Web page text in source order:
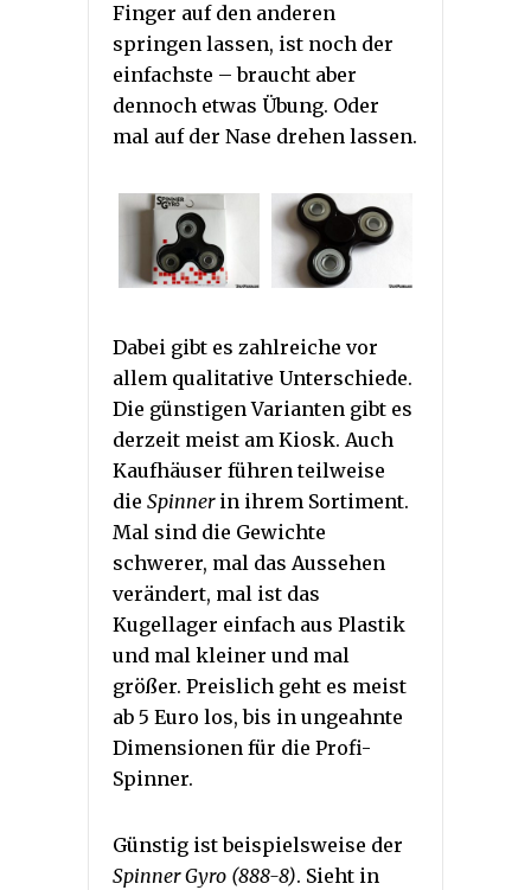
Finger auf den anderen
springen lassen, ist noch der
einfachste – braucht aber
dennoch etwas Übung. Oder
mal auf der Nase drehen lassen.
Dabei gibt es zahlreiche vor
allem qualitative Unterschiede.
Die günstigen Varianten gibt es
derzeit meist am Kiosk. Auch
Kaufhäuser führen teilweise
die Spinnerin ihrem Sortiment.
Mal sind die Gewichte
schwerer, mal das Aussehen
verändert, mal ist das
Kugellager einfach aus Plastik
und mal kleiner und mal
größer. Preislich geht es meist
ab 5 Euro los, bis in ungeahnte
Dimensionen für die Profi-
Spinner.
Günstig ist beispielsweise der
Spinner Gyro (888-8). Sieht in